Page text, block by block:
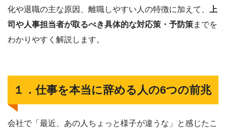
化や退職の主な原因、離職しやすい人の特徴に加えて、
上
司や人事担当者が取るべき具体的な対応策・予防策までを
わかりやすく解説します。
１．仕事を本当に辞める人の6つの前兆
会社で「最近、あの人ちょっと様子が違うな」と感じたこ